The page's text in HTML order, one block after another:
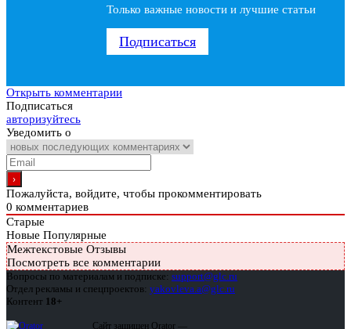
Только важные новости и лучшие статьи
Подписаться
Открыть комментарии
Подписаться
авторизуйтесь
Уведомить о
Пожалуйста, войдите, чтобы прокомментировать
0 комментариев
Старые
Новые Популярные
Межтекстовые Отзывы
Посмотреть все комментарии
Вопросы по материалам и подписке: support@glc.ru
Отдел рекламы и спецпроектов: yakovleva.a@glc.ru
Контент 18+
Сайт защищен Qrator —